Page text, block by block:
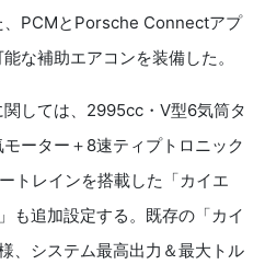
、PCMとPorsche Connectアプ
な補助エアコンを装備した。
しては、2995cc・V型6気筒タ
ーター＋8速ティプトロニック
トレインを搭載した「カイエ
も追加設定する。既存の「カイ
、システム最高出力＆最大トル